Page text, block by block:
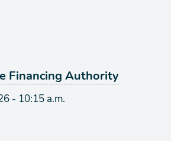
Financing Authority
- 10:15 a.m.